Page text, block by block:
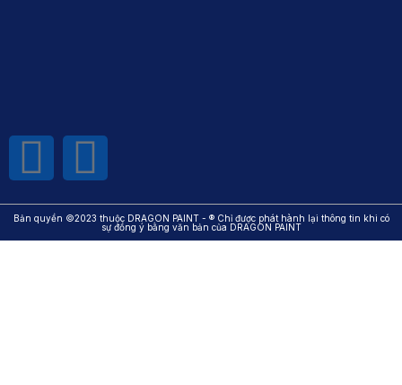
Bản quyền ©2023 thuộc DRAGON PAINT - ® Chỉ được phát hành lại thông tin khi có
sự đồng ý bằng văn bản của DRAGON PAINT